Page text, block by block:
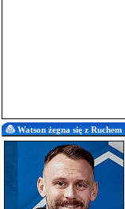
Watson żegna się z Ruchem